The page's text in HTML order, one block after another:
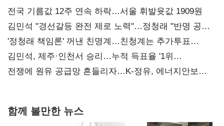
전국 기름값 12주 연속 하락…서울 휘발윳값 1909원
김민석 "경선갈등 완전 제로 노력"…정청래 "반명 공세
사과부터"
'정청래 책임론' 꺼낸 친명계…친청계는 추가투표
때리기
김민석, 제주·인천서 승리…누적 득표율 '1위
탈환'(종합)
전쟁에 원유 공급망 흔들리자…K-정유, 에너지안보
함께 볼만한 뉴스